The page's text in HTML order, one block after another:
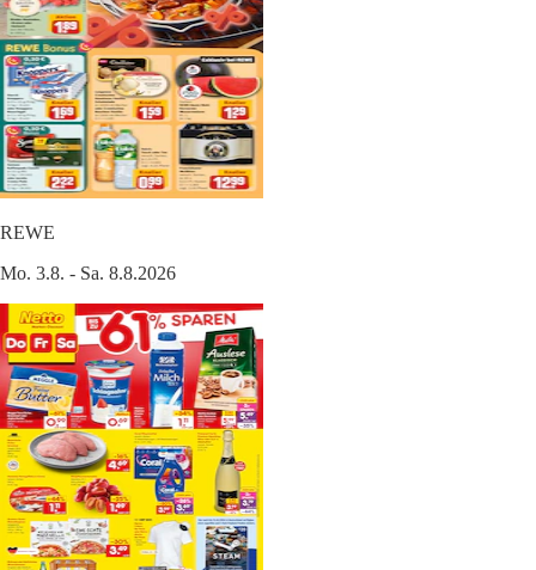
REWE
Mo. 3.8. - Sa. 8.8.2026